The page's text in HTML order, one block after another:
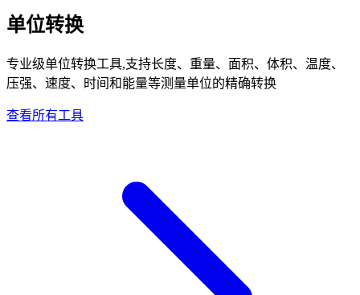
单位转换
专业级单位转换工具,支持长度、重量、面积、体积、温度、
压强、速度、时间和能量等测量单位的精确转换
查看所有工具